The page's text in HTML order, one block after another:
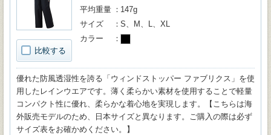
比較する
平均重量
147g
サイズ
S、M、L、XL
カラー
優れた防風透湿性を誇る「ウィンドストッパー ファブリクス」を使
用したレインウエアです。薄く柔らかい素材を使用することで軽量
コンパクト性に優れ、柔らかな着心地を実現します。【こちらは海
外販売モデルのため、日本サイズと異なります。ご購入の際は必ず
サイズ表をお確かめください。】